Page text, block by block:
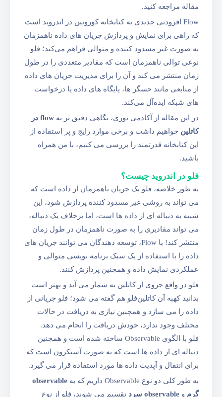
مقاله مراجعه کنید.
Flow افزودنی جدیدی به کتابخانه کوروتین در اندروید است
که راهی برای نمایش و پردازش جریان‌ های داده ناهمزمان
به صورت غیر مسدود کننده و متوالی فراهم می‌کند؛ فلو
نوعی توالی ناهمزمان است که مقادیر متعددی را در طول
زمان منتشر می‌ کند و آن را برای مدیریت جریان‌ های داده
از منابعی مانند حسگر ها، پایگاه‌ های داده یا درخواست‌
های شبکه ایده‌آل می‌کند.
در این مقاله از آکادمی نوری، نگاهی دقیق‌ تر به
flow در
کاتلین خواهیم داشت و برخی موارد رایج و پر استفاده از
این کتابخانه قدرتمند را بررسی می‌ کنیم، با من همراه
باشید.
فلو در اندروید چیست؟
به طور خلاصه، فلو یک جریان ناهمزمان از داده است که
می تواند به روشی غیر مسدود کننده پردازش شود، این
شبیه به دنباله ای از داده ها است، اما برخلاف یک دنباله،
می تواند مقادیری را به صورت ناهمزمان در طول زمان
منتشر کند! با Flow، توسعه‌ دهندگان می‌ توانند جریان‌ های
داده را با استفاده از یک سبک برنامه‌ نویسی متوالی و
عملکردی نمایش داده و همچنین پردازش کنند.
فلو در واقع جزوی از کاتلین به شمار می آید و بهتر است
بدانید کهبه آن کاتلین‌فلو هم گفته می شود؛ فلو جریانی از
داده را می سازد و همچنین نیازی به دریافت در حالات
مختلف وجود ندارد، خودش دریافت را انجام می دهد.
فلو با الگوی Observable ساخته شده است و همچنین
دنباله ای از داده ها است که به صورت آسنکرون است که
برای انتقال و آپدیت داده ها مورد استفاده قرار می گیرد.
به طور کلی دو نوع Observable داریم که به
observable
گرم و observable سرد تقسیم می شوند، فلو از نوع